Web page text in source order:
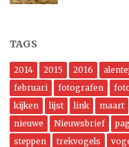
TAGS
2014 2015 2016
februari
fotografen
kijken
lijst link maart
nieuwe
Nieuwsbrief
steppen
trekvogels